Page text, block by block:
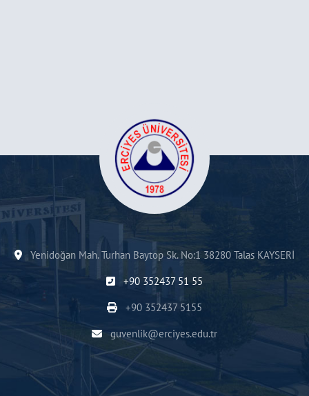
Yenidoğan Mah. Turhan Baytop Sk. No:1 38280 Talas KAYSERİ
+90 352437 51 55
+90 352437 5155
guvenlik@erciyes.edu.tr